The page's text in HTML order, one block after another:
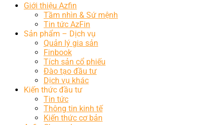
Giới thiệu Azfin
Tầm nhìn & Sứ mệnh
Tin tức AzFin
Sản phẩm – Dịch vụ
Quản lý gia sản
Finbook
Tích sản cổ phiếu
Đào tạo đầu tư
Dịch vụ khác
Kiến thức đầu tư
Tin tức
Thông tin kinh tế
Kiến thức cơ bản